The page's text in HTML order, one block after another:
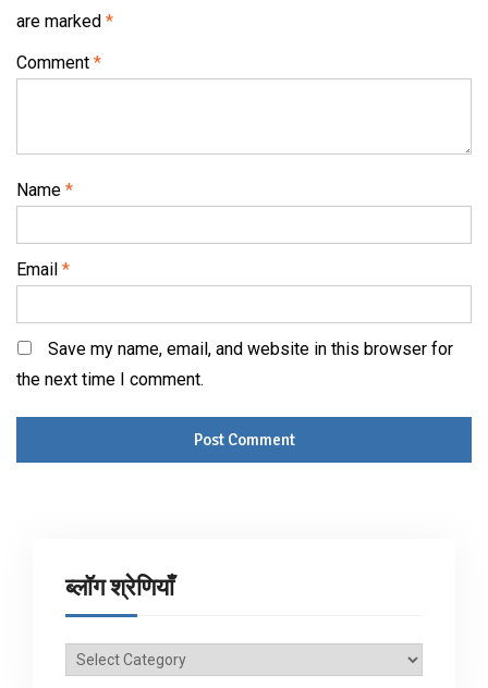
are marked *
Comment *
Name *
Email *
Save my name, email, and website in this browser for
the next time I comment.
ब्लॉग श्रेणियाँ
ब्लॉग